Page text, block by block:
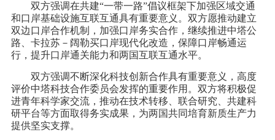
双方强调在共建“一带一路”倡议框架下加强区域交通
和口岸基础设施互联互通具有重要意义。双方愿推动建立
双边口岸合作机制，加强口岸务实合作，继续推进中塔公
路、卡拉苏－阔勒买口岸现代化改造，保障口岸畅通运
行，提升口岸通关能力和两国互联互通水平。
双方强调不断深化科技创新合作具有重要意义，高度
评价中塔科技合作委员会发挥的重要作用。双方将积极促
进青年科学家交流，推动在技术转移、联合研究、共建科
研平台等方面取得务实成果，为两国共同培育新质生产力
提供坚实支撑。